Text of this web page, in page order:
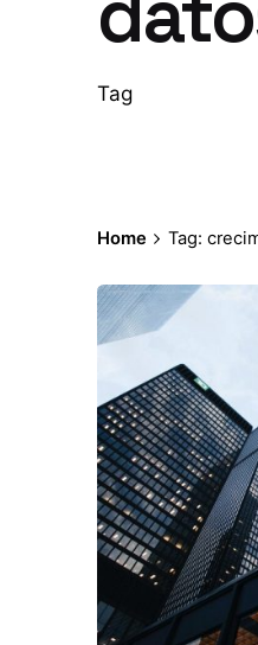
Tag
Home Tag: